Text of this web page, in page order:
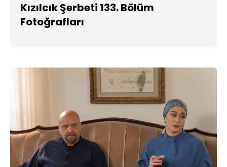
Kızılcık Şerbeti 133. Bölüm
Fotoğrafları